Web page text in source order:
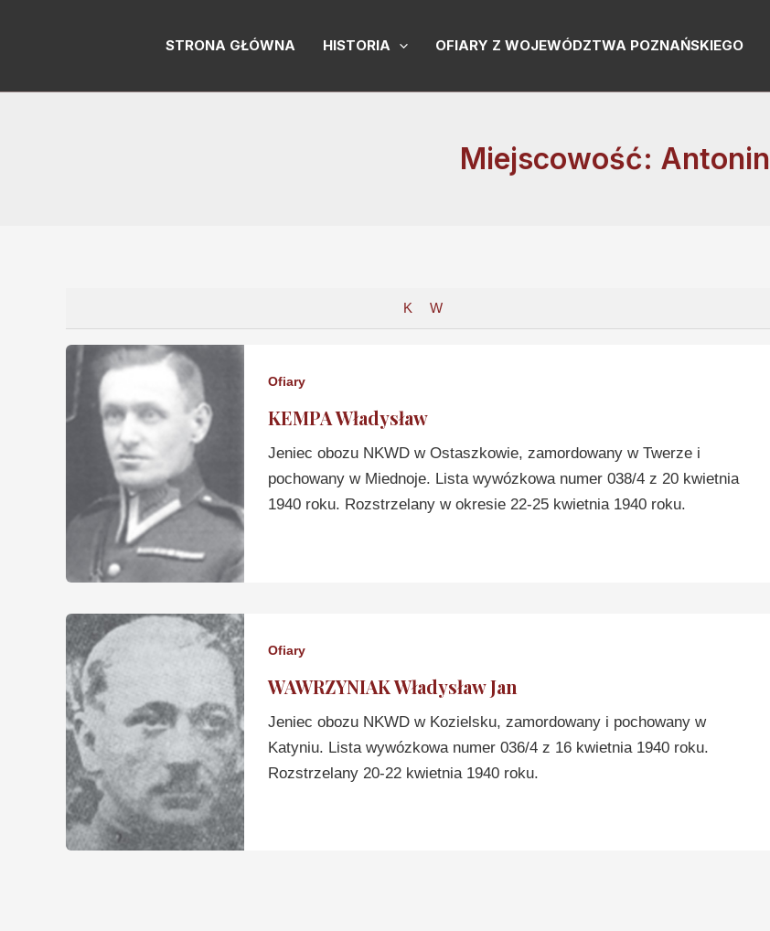
STRONA GŁÓWNA HISTORIA OFIARY Z WOJEWÓDZTWA POZNAŃSKIEGO
Miejscowość: Antonin
K W
Ofiary
KEMPA Władysław
Jeniec obozu NKWD w Ostaszkowie, zamordowany w Twerze i
pochowany w Miednoje. Lista wywózkowa numer 038/4 z 20 kwietnia
1940 roku. Rozstrzelany w okresie 22-25 kwietnia 1940 roku.
Ofiary
WAWRZYNIAK Władysław Jan
Jeniec obozu NKWD w Kozielsku, zamordowany i pochowany w
Katyniu. Lista wywózkowa numer 036/4 z 16 kwietnia 1940 roku.
Rozstrzelany 20-22 kwietnia 1940 roku.